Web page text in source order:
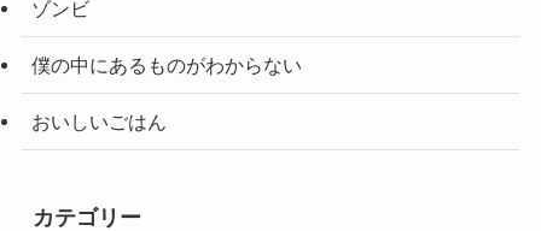
ゾンビ
僕の中にあるものがわからない
おいしいごはん
カテゴリー